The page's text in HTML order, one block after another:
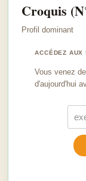
Croquis
Profil dominant
ACCÉDEZ AUX
Vous venez
d'aujourd'hui